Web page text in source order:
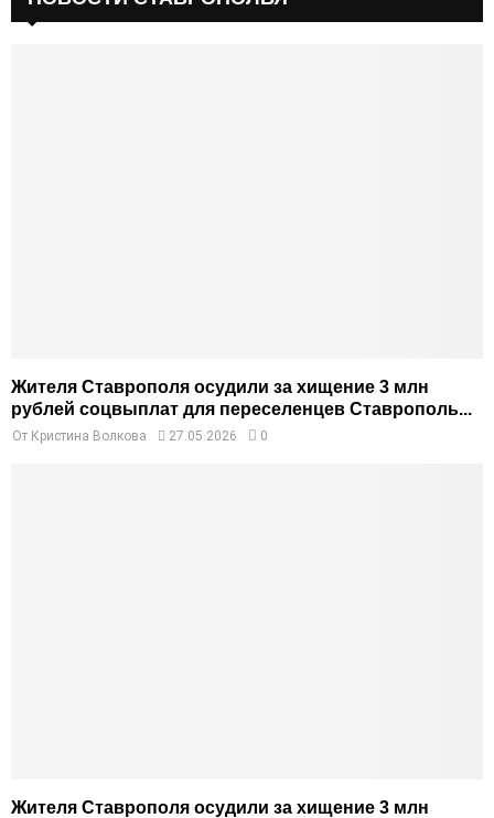
Жителя Ставрополя осудили за хищение 3 млн
рублей соцвыплат для переселенцев Ставрополь...
От Кристина Волкова 27.05.2026 0
Жителя Ставрополя осудили за хищение 3 млн